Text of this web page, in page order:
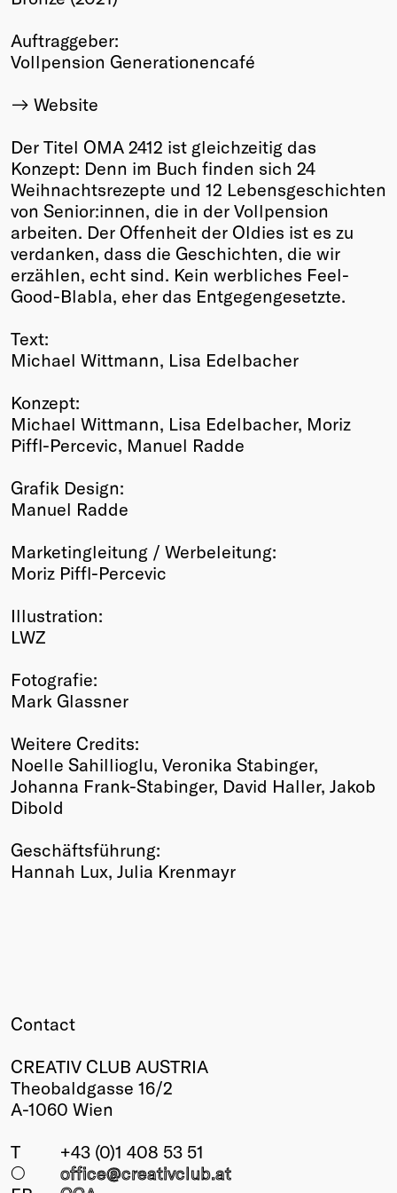
2026
Past
Auftraggeber:
Vollpension Generationencafé
Website
Der Titel OMA 2412 ist gleichzeitig das
Konzept: Denn im Buch finden sich 24
Weihnachtsrezepte und 12 Lebensgeschichten
von Senior:innen, die in der Vollpension
arbeiten. Der Offenheit der Oldies ist es zu
verdanken, dass die Geschichten, die wir
erzählen, echt sind. Kein werbliches Feel-
Good-Blabla, eher das Entgegengesetzte.
Text:
Michael Wittmann, Lisa Edelbacher
Konzept:
Michael Wittmann, Lisa Edelbacher, Moriz
Piffl-​Percevic, Manuel Radde
Grafik Design:
Manuel Radde
Marketingleitung / Werbeleitung:
Moriz Piffl-​Percevic
Illustration:
LWZ
Fotografie:
Mark Glassner
Weitere Credits:
Noelle Sahillioglu, Veronika Stabinger,
Johanna Frank-Stabinger, David Haller, Jakob
Dibold
Geschäftsführung:
Hannah Lux, Julia Krenmayr
Contact
CREATIV CLUB AUSTRIA
Theobaldgasse 16/2
A-1060 Wien
T
+43 (0)1 408 53 51
○
office@creativclub.at